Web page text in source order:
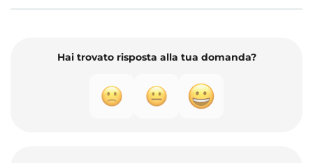
Hai trovato risposta alla tua domanda?